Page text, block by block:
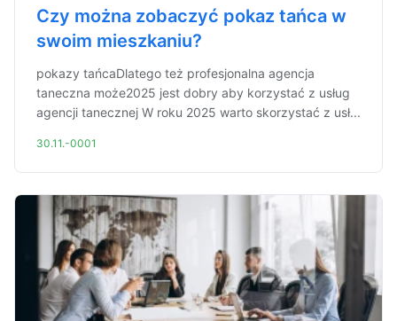
Czy można zobaczyć pokaz tańca w
swoim mieszkaniu?
pokazy tańcaDlatego też profesjonalna agencja
taneczna może2025 jest dobry aby korzystać z usług
agencji tanecznej W roku 2025 warto skorzystać z usł...
30.11.-0001